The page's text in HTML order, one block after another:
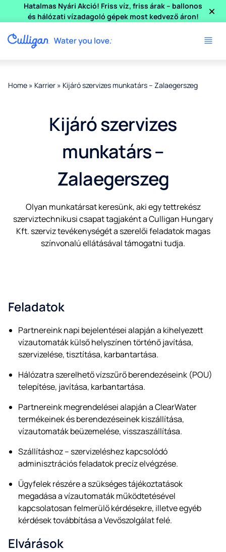
Hatalmas Nyári Akció! Friss víz, friss árak – ballonos
és hálózati vízadagoló gépek most kedvező áron!
×
Home » Karrier » Kijáró szervizes munkatárs – Zalaegerszeg
Kijáró szervizes
munkatárs –
Zalaegerszeg
Olyan munkatársat keresünk, aki egy tettrekész
szerviztechnikusi csapat tagjaként a Culligan Hungary
Kft. szerviz tevékenységét a szerelői feladatok magas
színvonalú ellátásával támogatni tudja.
Feladatok
Partnereink napi bejelentései alapján a kihelyezett
vízautomaták külső helyszínen történő javítása,
szervizelése, tisztítása, karbantartása.
Hálózatra szerelhető vízszűrő berendezéseink (POU)
telepítése, javítása, karbantartása.
Partnereink megrendelései alapján a ClearWater
termékeinek és berendezéseinek kiszállítása,
vízautomaták beüzemelése, visszaszállítása.
Szállításhoz – szervizeléshez kapcsolódó
adminisztrációs feladatok precíz elvégzése.
Ügyfelek részére a szükséges tájékoztatások
megadása a vízautomaták működtetésével
kapcsolatosan felmerülő kérdésekre, illetve egyéb
kérdések továbbítása a Vevőszolgálat felé.
Elvárások